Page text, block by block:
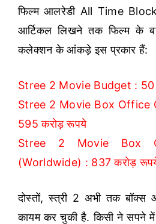
फिल्म आलरेडी All Time
आर्टिकल लिखने तक फिल्म के
कलेक्शन के आंकड़े इस प्रकार हैं:
Stree 2 Movie Budget : 50
Stree 2 Movie Box Office
595 करोड़ रूपये
Stree 2 Movie Box
(Worldwide) : 837 करोड़
दोस्तों, स्त्री 2 अभी तक बॉक्स
कायम कर चुकी है. किसी ने सपने में